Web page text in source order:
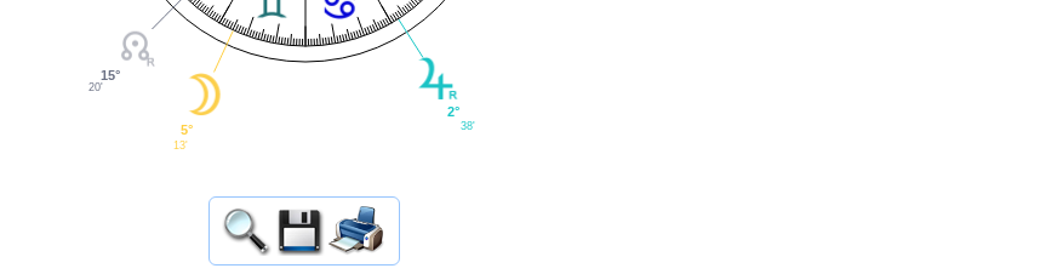
15°
20'
5°
13'
2°
38'